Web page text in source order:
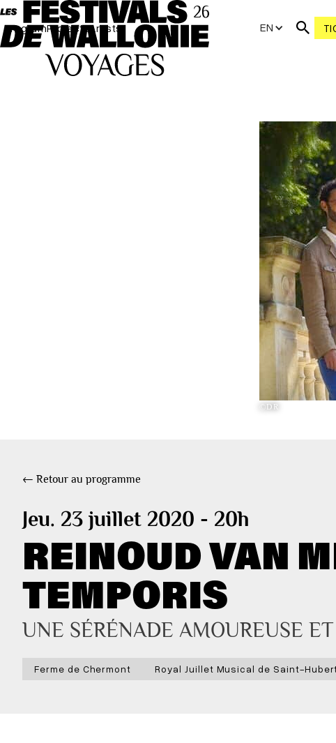
ProgramProjectsArtists EN
©DR
← Retour au programme
Jeu. 23 juillet 2020 - 20h
REINOUD VAN
TEMPORIS
UNE SÉRÉNADE AMOUREUSE
Ferme de Chermont Royal Juillet Musical de Saint-